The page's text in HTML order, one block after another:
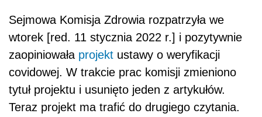
Sejmowa Komisja Zdrowia rozpatrzyła we
wtorek [red. 11 stycznia 2022 r.] i pozytywnie
zaopiniowała projekt ustawy o weryfikacji
covidowej. W trakcie prac komisji zmieniono
tytuł projektu i usunięto jeden z artykułów.
Teraz projekt ma trafić do drugiego czytania.